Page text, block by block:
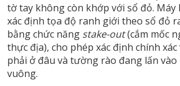
tờ tay không còn khớp với sổ đỏ. Máy
xác định tọa độ ranh giới theo sổ đỏ
bằng chức năng stake-out(cắm mốc
thực địa), cho phép xác định chính
phải ở đâu và tường rào đang lấn
vuông.